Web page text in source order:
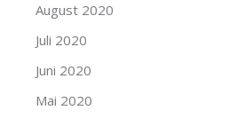
August 2020
Juli 2020
Juni 2020
Mai 2020